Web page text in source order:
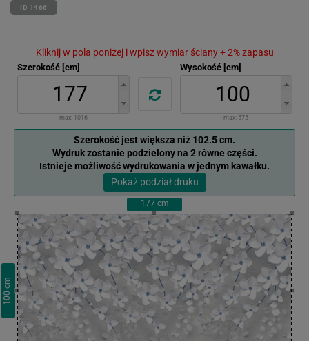
ID 1466
Kliknij w pola poniżej i wpisz wymiar ściany + 2% zapasu
Szerokość [cm]
max: 1016
Wysokość [cm]
max: 575
Szerokość jest większa niż 102.5 cm.
Wydruk zostanie podzielony na 2 równe części.
Istnieje możliwość wydrukowania w jednym kawałku.
Pokaż podział druku
177 cm
100
cm